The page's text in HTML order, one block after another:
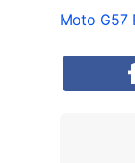
Moto G57